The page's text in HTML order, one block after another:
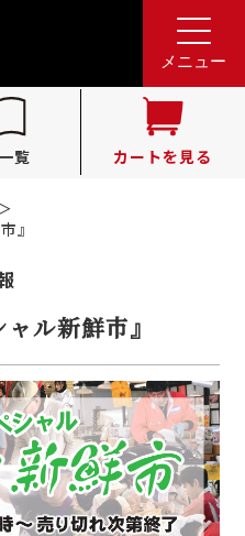
メニュー
覧 カートを見る
合わせ
1341
10:00〜16:00）
』
ル新鮮市』